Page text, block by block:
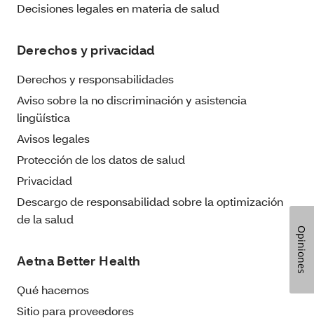
Decisiones legales en materia de salud
Derechos y privacidad
Derechos y responsabilidades
Aviso sobre la no discriminación y asistencia
lingüística
Avisos legales
Protección de los datos de salud
Privacidad
Descargo de responsabilidad sobre la optimización
de la salud
Aetna Better Health
Qué hacemos
Sitio para proveedores
Opiniones